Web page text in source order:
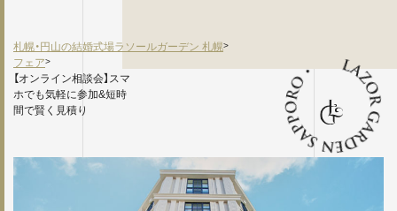
札幌・円山の結婚式場ラソールガーデン 札幌>
フェア>
【オンライン相談会】スマ
ホでも気軽に参加&短時
間で賢く見積り